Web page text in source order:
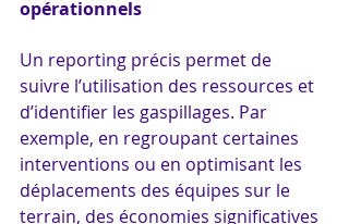
opérationnels
Un reporting précis permet de
suivre l’utilisation des ressources et
d’identifier les gaspillages. Par
exemple, en regroupant certaines
interventions ou en optimisant les
déplacements des équipes sur le
terrain, des économies significatives